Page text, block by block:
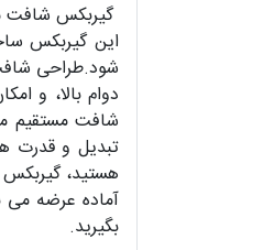
گیربکس شافت
این گیربکس
شود.طراحی
دوام بالا، و
شافت مستقیم
تبدیل و قدرت
هستید، گیربکس
آماده عرضه
بگیرید.